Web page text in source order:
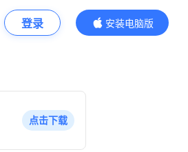
登录
安装电脑版
内容更精彩
点击下载